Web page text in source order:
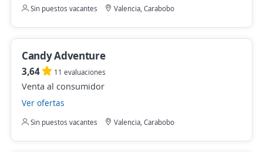
Sin puestos vacantes Valencia, Carabobo
Candy Adventure
3,64 11 evaluaciones
Venta al consumidor
Ver ofertas
Sin puestos vacantes Valencia, Carabobo